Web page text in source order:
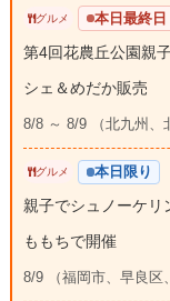
グルメ 本日最終日
第4回花農丘公園親
シェ＆めだか販売
8/8 ～ 8/9 （北九州、
グルメ 本日限り
親子でシュノーケリ
ももちで開催
8/9 （福岡市、早良区